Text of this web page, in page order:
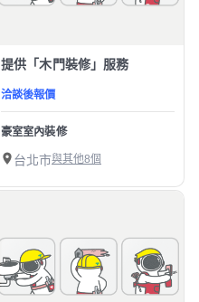
提供「木門裝修」服務
洽談後報價
豪室室內裝修
台北市與其他8個